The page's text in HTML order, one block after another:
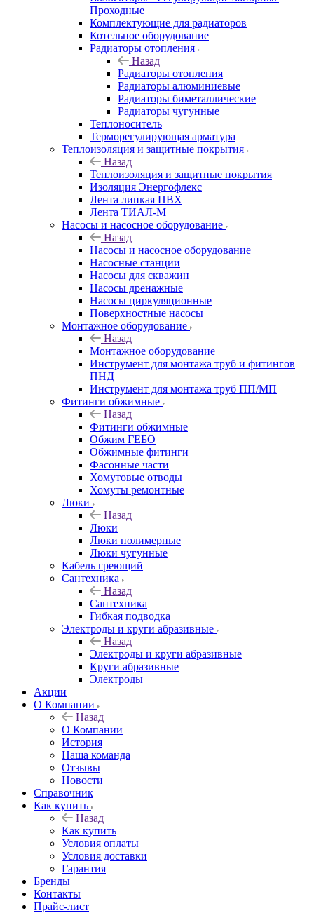
Проходные
Комплектующие для радиаторов
Котельное оборудование
Радиаторы отопления
Назад
Радиаторы отопления
Радиаторы алюминиевые
Радиаторы биметаллические
Радиаторы чугунные
Теплоноситель
Терморегулирующая арматура
Теплоизоляция и защитные покрытия
Назад
Теплоизоляция и защитные покрытия
Изоляция Энергофлекс
Лента липкая ПВХ
Лента ТИАЛ-М
Насосы и насосное оборудование
Назад
Насосы и насосное оборудование
Насосные станции
Насосы для скважин
Насосы дренажные
Насосы циркуляционные
Поверхностные насосы
Монтажное оборудование
Назад
Монтажное оборудование
Инструмент для монтажа труб и фитингов
ПНД
Инструмент для монтажа труб ПП/МП
Фитинги обжимные
Назад
Фитинги обжимные
Обжим ГЕБО
Обжимные фитинги
Фасонные части
Хомутовые отводы
Хомуты ремонтные
Люки
Назад
Люки
Люки полимерные
Люки чугунные
Кабель греющий
Сантехника
Назад
Сантехника
Гибкая подводка
Электроды и круги абразивные
Назад
Электроды и круги абразивные
Круги абразивные
Электроды
Акции
О Компании
Назад
О Компании
История
Наша команда
Отзывы
Новости
Справочник
Как купить
Назад
Как купить
Условия оплаты
Условия доставки
Гарантия
Бренды
Контакты
Прайс-лист